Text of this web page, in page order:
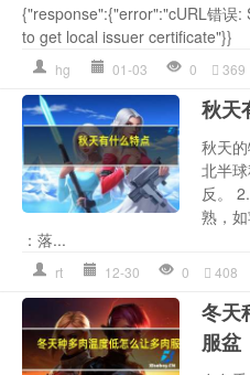
{"response":{"error":"cURL错误
to get local issuer certificate"}}
hg 01-03 0 369
秋天
秋天
北半
反。
熟，
：落...
rt 12-30 0 408
冬天
服盆